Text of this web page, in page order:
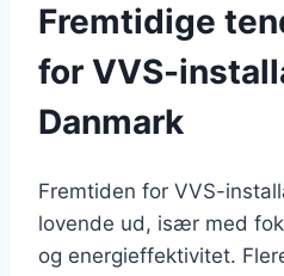
Fremtidige
for VVS-
Danmark
Fremtiden for VVS-
lovende ud, især med
og energieffektivitet.